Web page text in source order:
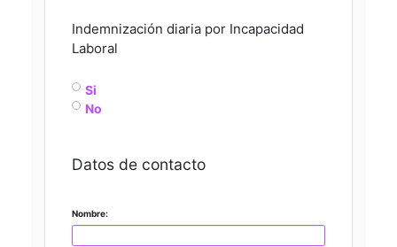
Indemnización diaria por Incapacidad
Laboral
Si
No
Datos de contacto
Nombre: